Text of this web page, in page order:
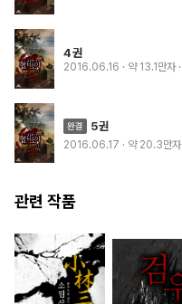
4권
2016.06.16 · 약 13.1만자
5권
2016.06.17 · 약 20.3만자
관련 작품